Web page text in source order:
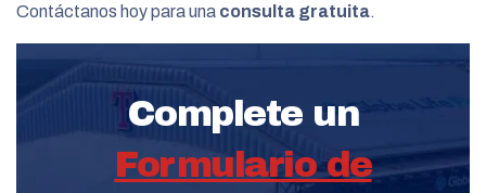
Contáctanos hoy para una consulta gratuita.
Complete un
Formulario de